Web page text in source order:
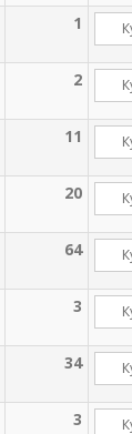
1
2
11
20
64
3
34
3